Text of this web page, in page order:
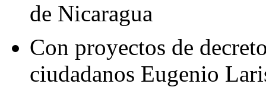
de Nicaragua
Con proyectos de
ciudadanos Eugenio